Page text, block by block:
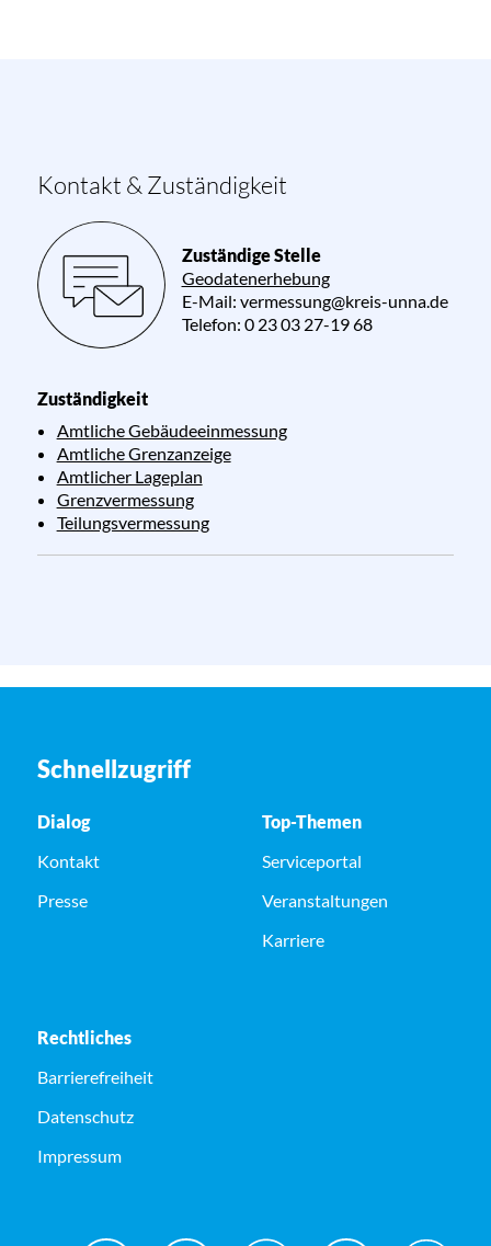
Kontakt & Zuständigkeit
Zuständige Stelle
Geodatenerhebung
E-Mail: vermessung@kreis-unna.de
Telefon: 0 23 03 27-19 68
Zuständigkeit
Amtliche Gebäudeeinmessung
Amtliche Grenzanzeige
Amtlicher Lageplan
Grenzvermessung
Teilungsvermessung
Schnellzugriff
Dialog
Kontakt
Presse
Top-Themen
Serviceportal
Veranstaltungen
Karriere
Rechtliches
Barrierefreiheit
Datenschutz
Impressum